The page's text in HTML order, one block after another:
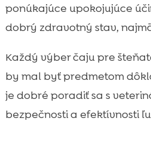
ponúkajúce upokojujúce
dobrý zdravotný stav,
Každý výber čaju pre
by mal byť predmetom
je dobré poradiť sa s
bezpečnosti a efektívnosti